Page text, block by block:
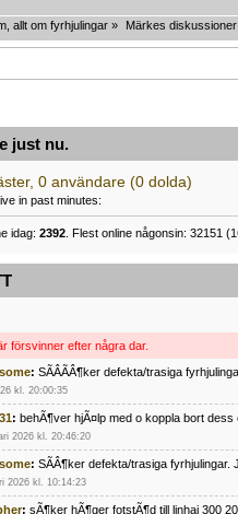
allt om fyrhjulingar » Märkes diskussioner
just nu.
0 användare (0 dolda)
in past minutes:
idag: 2392 . Flest online någonsin: 32151
försvinner efter några dar.
: SÃÂÃÂ¶ker defekta/trasiga
kl. 20:00:35
: behÃ¶ver hjÃ¤lp med o koppla bort dess
2026 kl. 20:46:20
: SÃÂ¶ker defekta/trasiga fyrhjulingar.
2026 kl. 10:14:23
: sÃ¶ker hÃ¶ger fotstÃ¶d till linhai 300